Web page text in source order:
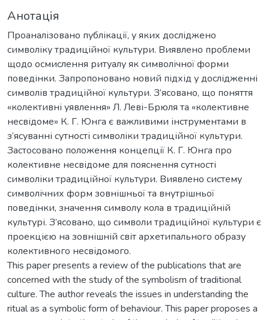
Анотація
Проаналізовано публікації, у яких досліджено
символіку традиційної культури. Виявлено проблеми
щодо осмислення ритуалу як символічної форми
поведінки. Запропоновано новий підхід у дослідженні
символів традиційної культури. З’ясовано, що поняття
«колективні уявлення» Л. Леві-Брюля та «колективне
несвідоме» К. Г. Юнга є важливими інструментами в
з’ясуванні сутності символіки традиційної культури.
Застосовано положення концепції К. Г. Юнга про
колективне несвідоме для пояснення сутності
символіки традиційної культури. Виявлено систему
символічних форм зовнішньої та внутрішньої
поведінки, значення символу кола в традиційній
культурі. З’ясовано, що символи традиційної культури є
проекцією на зовнішній світ архетипального образу
колективного несвідомого.
This paper presents a review of the publications that are
concerned with the study of the symbolism of traditional
culture. The author reveals the issues in understanding the
ritual as a symbolic form of behaviour. This paper proposes a